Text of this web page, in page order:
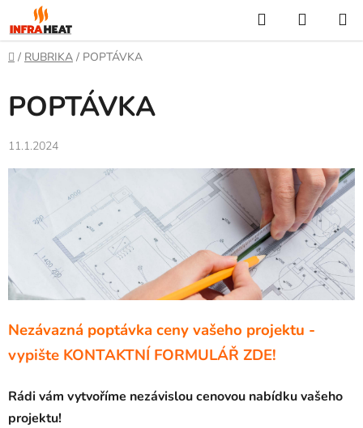
na
obsah
Hledat
KOŠÍK
Domů
/ RUBRIKA / POPTÁVKA
POPTÁVKA
11.1.2024
Nezávazná poptávka ceny vašeho projektu -
vypište KONTAKTNÍ FORMULÁŘ ZDE!
Rádi vám vytvoříme nezávislou cenovou nabídku vašeho
projektu!